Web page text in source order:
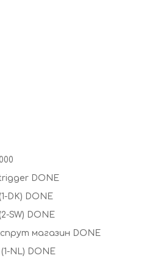
trigger DONE
DK) DONE
SW) DONE
магазин DONE
NL) DONE